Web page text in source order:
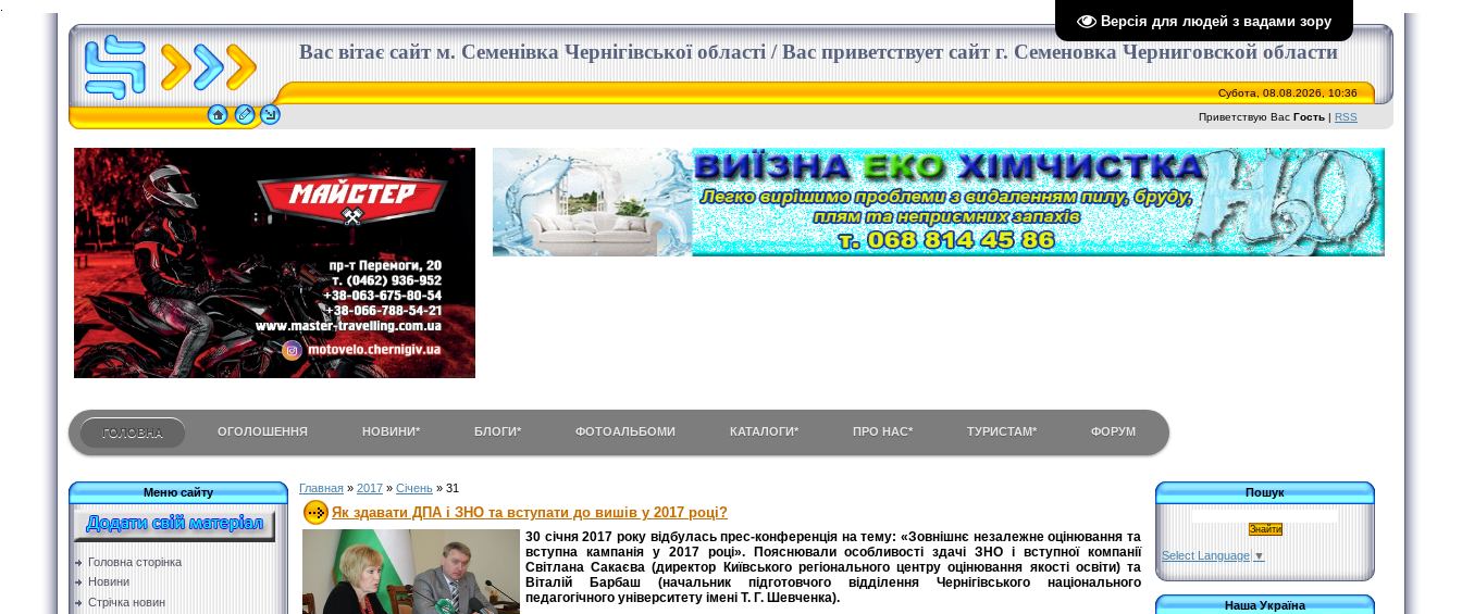
Версія для людей з вадами зору
Вас вітає сайт м. Семенівка Чернігівської області / Вас приветствует сайт г. Семеновка Черниговской области
Субота, 08.08.2026, 10:36
Приветствую Вас Гость | RSS
ГОЛОВНА ОГОЛОШЕННЯ НОВИНИ* БЛОГИ* ФОТОАЛЬБОМИ КАТАЛОГИ* ПРО НАС* ТУРИСТАМ* ФОРУМ
Меню сайту
Головна сторінка
Новини
Стрічка новин
Главная » 2017 » Січень » 31
Як здавати ДПА і ЗНО та вступати до вишів у 2017 році?
30 січня 2017 року відбулась прес-конференція на тему: «Зовнішнє незалежне оцінювання та
вступна кампанія у 2017 році». Пояснювали особливості здачі ЗНО і вступної компанії
Світлана Сакаєва (директор Київського регіонального центру оцінювання якості освіти) та
Віталій Барбаш (начальник підготовчого відділення Чернігівського національного
педагогічного університету імені Т. Г. Шевченка).
Пошук
Select Language ▼
Наша Україна